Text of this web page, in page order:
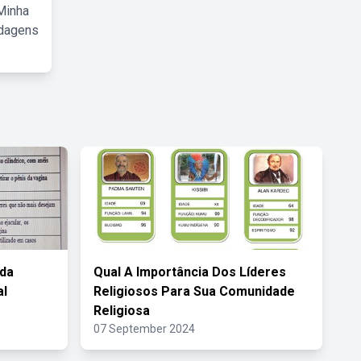
Qual A Importância Dos Líderes
Religiosos Para Sua Comunidade
Religiosa
07 September 2024